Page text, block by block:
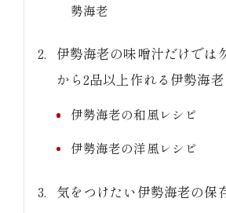
（中納言厨房）
勢海老
伊勢海老の味噌汁だけでは
から2品以上作れる伊勢海
伊勢海老の和風レシピ
伊勢海老の洋風レシピ
気をつけたい伊勢海老の保